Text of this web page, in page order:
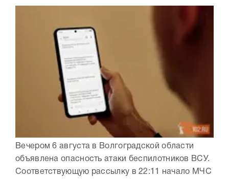
Вечером 6 августа в Волгоградской области
объявлена опасность атаки беспилотников ВСУ.
Соответствующую рассылку в 22:11 начало МЧС